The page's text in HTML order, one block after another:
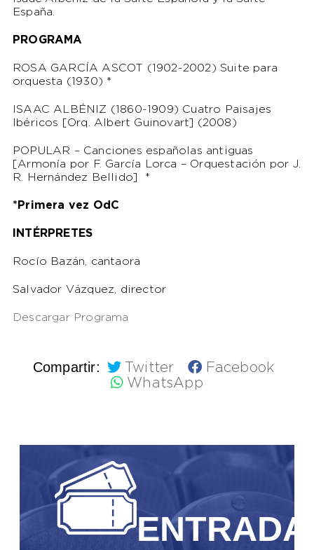
España.
PROGRAMA
ROSA GARCÍA ASCOT (1902-2002) Suite para
orquesta (1930) *
ISAAC ALBÉNIZ (1860-1909) Cuatro Paisajes
Ibéricos
[Orq. Albert Guinovart] (2008)
POPULAR – Canciones españolas antiguas
[Armonía por F. García Lorca – Orquestación por J.
R. Hernández Bellido] *
*Primera vez OdC
INTÉRPRETES
Rocío Bazán, cantaora
Salvador Vázquez, director
Descargar Programa
Compartir: Twitter
Facebook
WhatsApp